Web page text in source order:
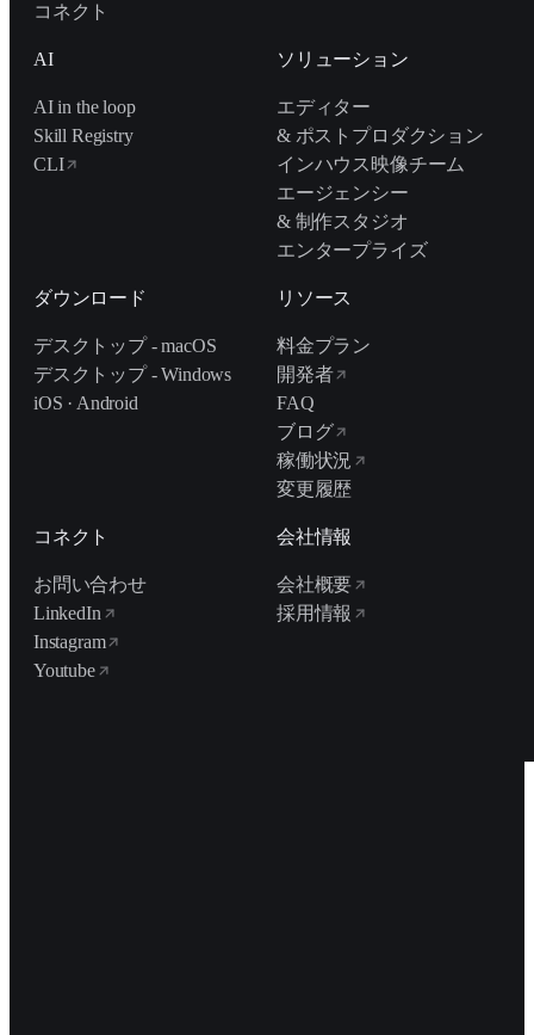
コネクト
AI
AI in the loop
Skill Registry
CLI
ソリューション
エディター
& ポストプロダクション
インハウス映像チーム
エージェンシー
& 制作スタジオ
エンタープライズ
ダウンロード
デスクトップ - macOS
デスクトップ - Windows
iOS · Android
リソース
料金プラン
開発者
FAQ
ブログ
稼働状況
変更履歴
コネクト
お問い合わせ
LinkedIn
Instagram
Youtube
会社情報
会社概要
採用情報